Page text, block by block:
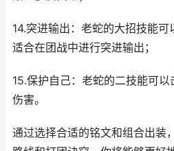
14.突进输出：老蛇的大招技能可
适合在团战中进行突进输出；
15.保护自己：老蛇的二技能可
伤害。
通过选择合适的铭文和组合出装